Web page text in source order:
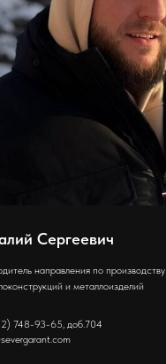
Сергеевич
направления по производству
и металлоизделий
748-93-65, доб.704